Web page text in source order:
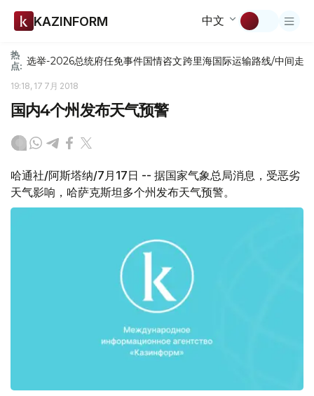
KAZINFORM 中文
热
点: 选举-2026总统府任免事件国情咨文跨里海国际运输路线/中间走廊
19:18, 17 7月 2018
国内4个州发布天气预警
哈通社/阿斯塔纳/7月17日 -- 据国家气象总局消息，受恶劣
天气影响，哈萨克斯坦多个州发布天气预警。